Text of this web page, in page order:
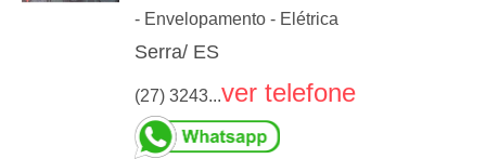
- Envelopamento - Elétrica
Serra/ ES
(27) 3243...ver telefone